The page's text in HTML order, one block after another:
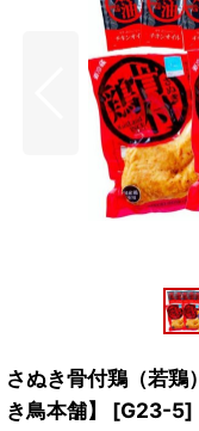
さぬき骨付鶏（若
き鳥本舗】
[G23-5]